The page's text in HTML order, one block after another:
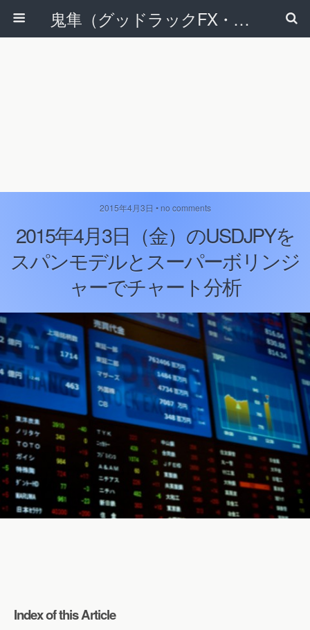
鬼隼（グッドラックFX・改）
2015年4月3日 • no comments
2015年4月3日（金）のUSDJPYを
スパンモデルとスーパーボリンジ
ャーでチャート分析
Index of this Article